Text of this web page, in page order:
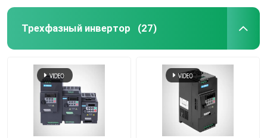
Трехфазный инвертор (27)